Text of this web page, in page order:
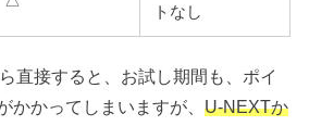
トなし
直接すると、お試し期間も、ポイ
かかってしまいますが、U-NEXTか